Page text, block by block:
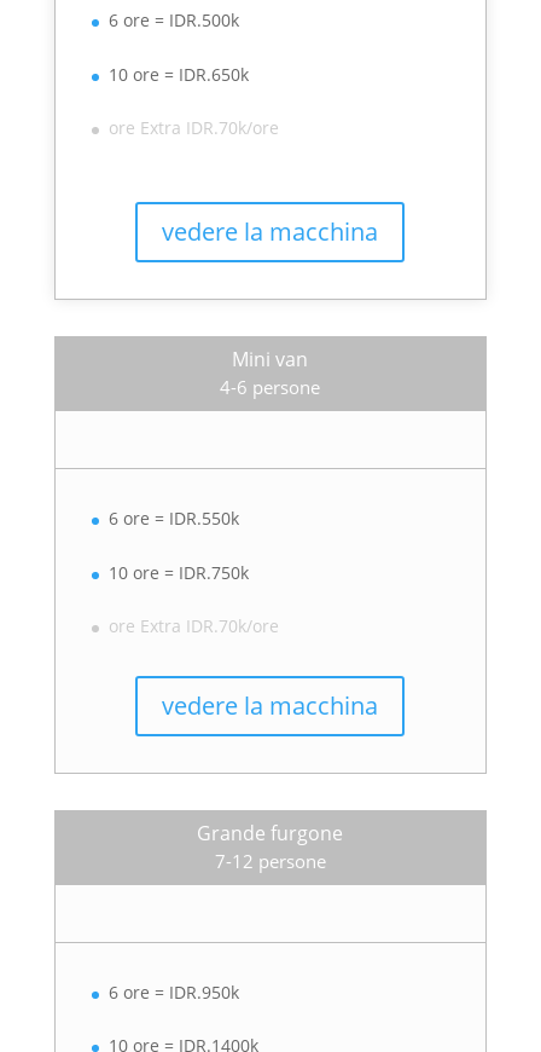
6 ore = IDR.500k
10 ore = IDR.650k
ore Extra IDR.70k/ore
vedere la macchina
Mini van
4-6 persone
6 ore = IDR.550k
10 ore = IDR.750k
ore Extra IDR.70k/ore
vedere la macchina
Grande furgone
7-12 persone
6 ore = IDR.950k
10 ore = IDR.1400k